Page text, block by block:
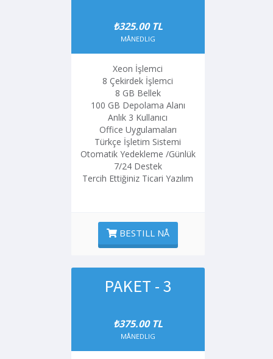
₺325.00 TL
MÅNEDLIG
Xeon İşlemci
8 Çekirdek İşlemci
8 GB Bellek
100 GB Depolama Alanı
Anlık 3 Kullanıcı
Office Uygulamaları
Türkçe İşletim Sistemi
Otomatik Yedekleme /Günlük
7/24 Destek
Tercih Ettiğiniz Ticari Yazılım
BESTILL NÅ
PAKET - 3
₺375.00 TL
MÅNEDLIG